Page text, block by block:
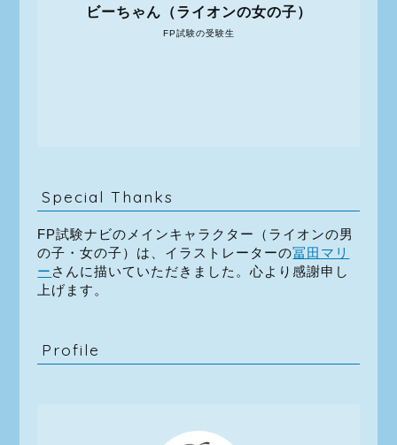
FP試験の受験生
ビーちゃん（ライオンの女の子）
Special Thanks
FP試験ナビのメインキャラクター（ライオンの男
の子・女の子）は、イラストレーターの冨田マリ
ー さんに描いていただきました。心より感謝申し
上げます。
Profile